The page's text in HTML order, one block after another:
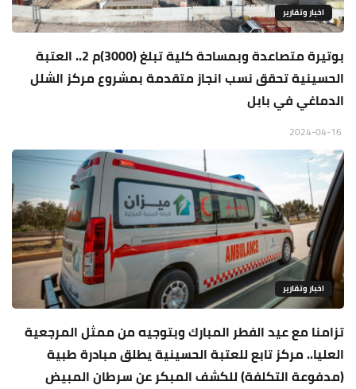
اخبار وتقارير
بوتيرة متصاعدة وبمساحة كلية تبلغ (3000)م 2.. العتبة
الحسينية تحقق نسب انجاز متقدمة بمشروع مركز الشلل
الدماغي في بابل
اخبار وتقارير
تزامنا مع عيد الفطر المبارك وبتوجيه من ممثل المرجعية
العليا.. مركز تابع للعتبة الحسينية يطلق مبادرة طبية
(مدفوعة التكلفة) للكشف المبكر عن سرطان المبيض